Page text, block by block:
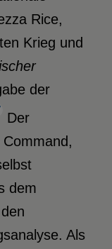
Rice,
Krieg und
der
Der
dem
Als